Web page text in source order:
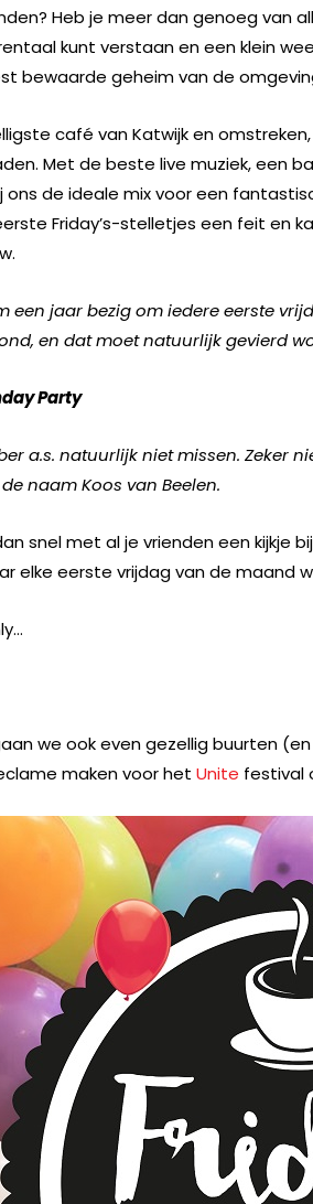
Heb je meer dan genoeg van
kunt verstaan en een klein
bewaarde geheim van de
café van Katwijk en
Met de beste live muziek, een
ons de ideale mix voor een
Friday’s-stelletjes een feit en
een jaar bezig om iedere eerste
en dat moet natuurlijk gevierd
Party
a.s. natuurlijk niet missen. Zeker
naam Koos van Beelen.
snel met al je vrienden een kijkje
elke eerste vrijdag van de maand
we ook even gezellig buurten
maken voor het Unite festival